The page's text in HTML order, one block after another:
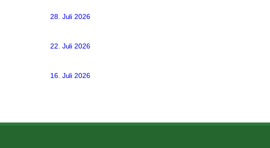
28. Juli 2026
22. Juli 2026
16. Juli 2026